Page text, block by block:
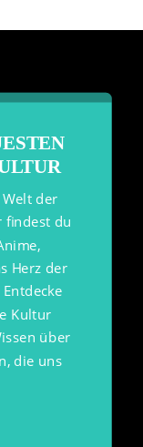
der
findest du
Herz der
Kultur
über
die uns